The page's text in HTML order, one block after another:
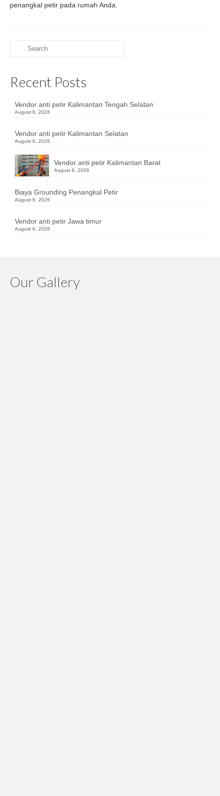
penangkal petir pada rumah Anda.
Search
Recent Posts
Vendor anti petir Kalimantan Tengah Selatan
August 6, 2026
Vendor anti petir Kalimantan Selatan
August 6, 2026
Vendor anti petir Kalimantan Barat
August 6, 2026
Biaya Grounding Penangkal Petir
August 6, 2026
Vendor anti petir Jawa timur
August 6, 2026
Our Gallery